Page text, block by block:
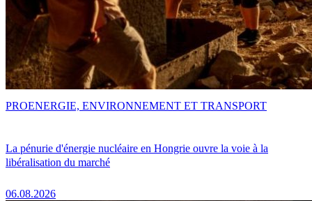
La pénurie d'énergie nucléaire en Hongrie ouvre la voie à la
libéralisation du marché
06.08.2026
PROENERGIE, ENVIRONNEMENT ET TRANSPORT